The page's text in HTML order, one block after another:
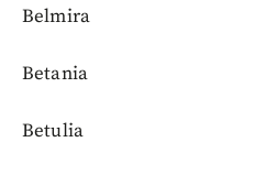
Belmira
Betania
Betulia